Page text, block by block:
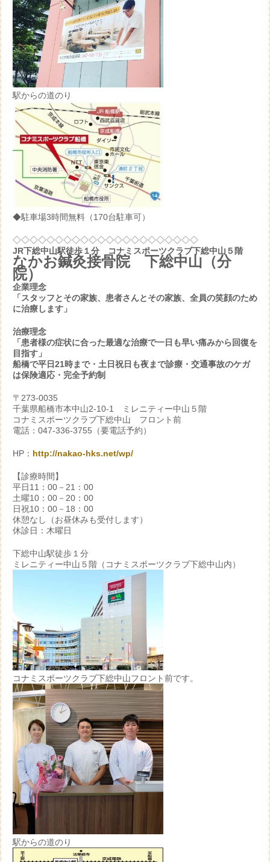
駅からの道のり
◆駐車場3時間無料（170台駐車可）
◇◇◇◇◇◇◇◇◇◇◇◇◇◇◇◇◇◇◇◇◇◇
JR下総中山駅徒歩１分 コナミスポーツクラブ下総中山５階
なかお鍼灸接骨院 下総中山（分
院）
企業理念
「スタッフとその家族、患者さんとその家族、全員の笑顔のため
に治療します」
治療理念
「患者様の症状に合った最適な治療で一日も早い痛みから回復を
目指す」
船橋で平日21時まで・土日祝日も夜まで診療・交通事故のケガ
は保険適応・完全予約制
〒273-0035
千葉県船橋市本中山2-10-1 ミレニティー中山５階
コナミスポーツクラブ下総中山 フロント前
電話：047-336-3755（要電話予約）
HP： http://nakao-hks.net/wp/
【診療時間】
平日11：00－21：00
土曜10：00－20：00
日祝10：00－18：00
休憩なし（お昼休みも受付します）
休診日：木曜日
下総中山駅徒歩１分
ミレニティー中山５階（コナミスポーツクラブ下総中山内）
コナミスポーツクラブ下総中山フロント前です。
駅からの道のり